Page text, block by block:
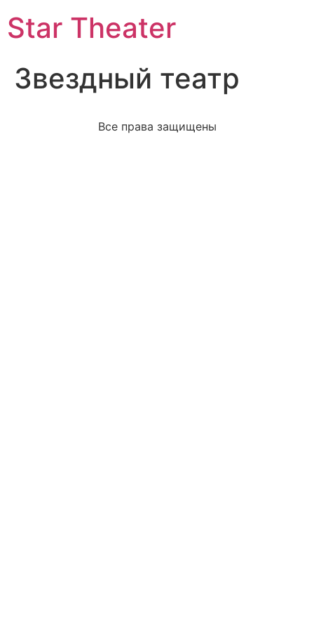
Star Theater
Звездный театр
Все права защищены